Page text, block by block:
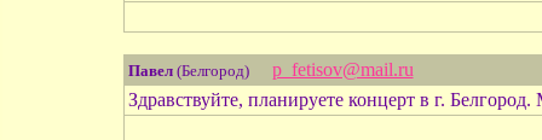
Павел(Белгород)
p_fetisov@mail.ru
Здравствуйте, планируете концерт в г.